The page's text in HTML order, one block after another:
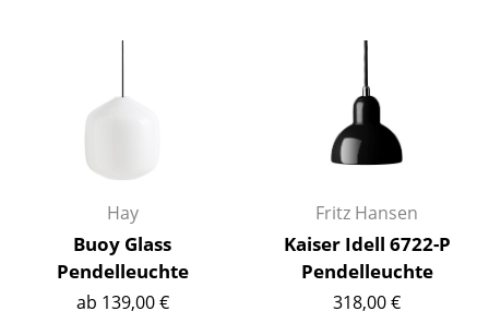
Arbeitszimmer
Diele
Badezimmer
Stauraum
Balkon & Garten
Hay
Buoy Glass
Pendelleuchte
ab 139,00 €
Fritz Hansen
Kaiser Idell 6722-P
Pendelleuchte
318,00 €